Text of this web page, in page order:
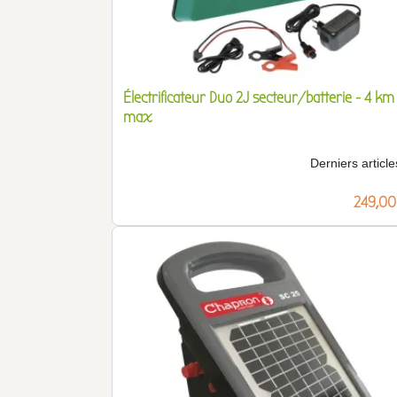
Électrificateur Duo 2J secteur/batterie - 4 km
max
Derniers
Prix